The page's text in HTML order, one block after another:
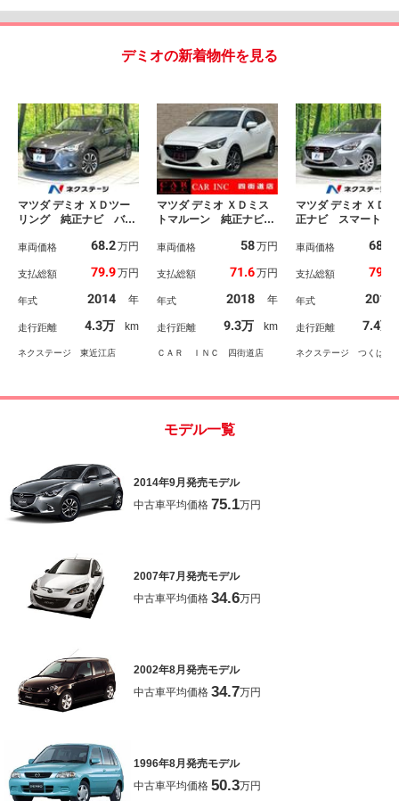
デミオの新着物件を見る
マツダ デミオ ＸＤツー
リング 純正ナビ バッ
ーキサポート ブライン
ルーズコントロール 車
ＬＥＤヘッドライト Ｂ
ｌｕｅｔｏｏｔｈ ヘッ
ドアップディスプレイ
ドラレコ
車両価格 68.2万円
支払総額 79.9万円
年式 2014 年
走行距離 4.3万 km
ネクステージ 東近江店
マツダ デミオ ＸＤミス
トマルーン 純正ナビ
ニター レーダークルー
害軽減ブレーキ ブライ
パドルシフト ＥＴＣ
ＬＥＤヘッドライト シ
ートヒーター ステアリ
ングヒーター
車両価格 58万円
支払総額 71.6万円
年式 2018 年
走行距離 9.3万 km
ＣＡＲ ＩＮＣ 四街道店
マツダ デミオ ＸＤ
正ナビ スマートシ
ートキー エアコ
Ｃ ＣＤ／ＤＶＤ
リフター ＵＳＢ
アイドリングスト
ヘッドライトレベラ
車両価格 68.2
支払総額 79.9
年式 2014
走行距離 7.4万
ネクステージ つくば店
モデル一覧
2014年9月発売モデル
中古車平均価格 75.1万円
2007年7月発売モデル
中古車平均価格 34.6万円
2002年8月発売モデル
中古車平均価格 34.7万円
1996年8月発売モデル
中古車平均価格 50.3万円